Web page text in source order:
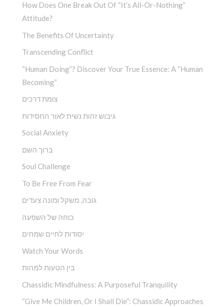
How Does One Break Out Of “It’s All-Or-Nothing”
Attitude?
The Benefits Of Uncertainty
Transcending Conflict
“Human Doing”? Discover Your True Essence: A “Human
Becoming”
צומת דרכים
גיבוש זהות נשית לאור החסידות
Social Anxiety
ברוך השם
Soul Challenge
To Be Free From Fear
גובה, משקל ומונה צעדים
כוחה של השפעה
יסודות לחיים שמחים
Watch Your Words
בין הטעות למהות
Chassidic Mindfulness: A Purposeful Tranquility
“Give Me Children, Or I Shall Die”: Chassidic Approaches